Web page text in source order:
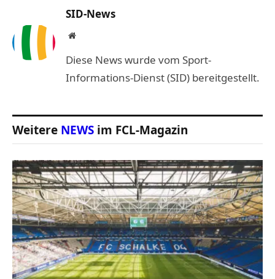
SID-News
Website
Diese News wurde vom Sport-
Informations-Dienst (SID) bereitgestellt.
Weitere NEWS im FCL-Magazin